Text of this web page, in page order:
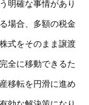
明確な事情があり
場合、多額の税金
式をそのまま譲渡
全に移動できるた
移転を円滑に進め